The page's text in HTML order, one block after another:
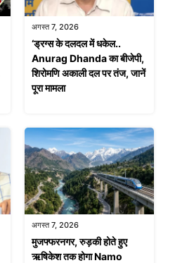
अगस्त 7, 2026
‘ड्रग्स के दलदल में धकेल..
Anurag Dhanda का बीजेपी,
शिरोमणि अकाली दल पर तंज, जानें
पूरा मामला
अगस्त 7, 2026
मुजफ्फरनगर, रुड़की होते हुए
ऋषिकेश तक होगा Namo